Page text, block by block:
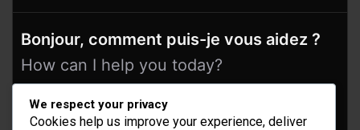
Bonjour, comment puis-je vous aidez ?
How can I help you today?
We respect your privacy
Cookies help us improve your experience, deliver